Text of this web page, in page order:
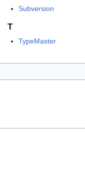
Subversion
T
TypeMaster